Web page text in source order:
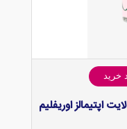
خرید
اپتیمالز اوریفلیم